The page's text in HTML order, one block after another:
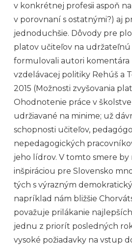
v konkrétnej profesii aspoň
v porovnaní s ostatnými?) aj
jednoduchšie. Dôvody pre
platov učiteľov na
formulovali autori
vzdelávacej politiky Rehúš a
2015 (Možnosti zvyšovania
Ohodnotenie práce v
udržiavané na minime; už
schopnosti učiteľov,
nepedagogických
jeho lídrov. V tomto smere
inšpiráciou pre Slovensko
tých s výrazným
napríklad nám bližšie
považuje prilákanie
jednu z priorít posledných
vysoké požiadavky na vstup